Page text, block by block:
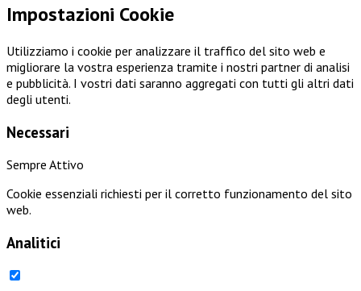
Impostazioni Cookie
Utilizziamo i cookie per analizzare il traffico del sito web e
migliorare la vostra esperienza tramite i nostri partner di analisi
e pubblicità. I vostri dati saranno aggregati con tutti gli altri dati
degli utenti.
Necessari
Sempre Attivo
Cookie essenziali richiesti per il corretto funzionamento del sito
web.
Analitici